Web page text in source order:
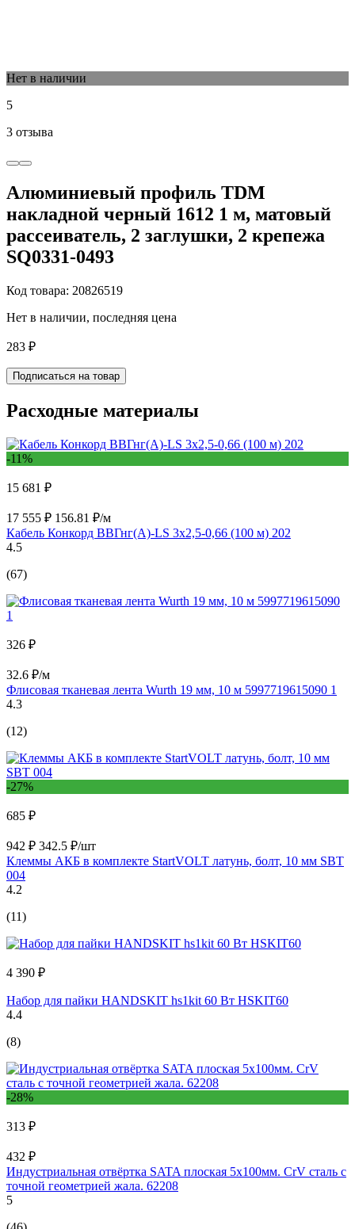
Нет в наличии
5
3 отзыва
Алюминиевый профиль TDM
накладной черный 1612 1 м, матовый
рассеиватель, 2 заглушки, 2 крепежа
SQ0331-0493
Код товара: 20826519
Нет в наличии, последняя цена
283 ₽
Подписаться на товар
Расходные материалы
-11%
15 681 ₽
17 555 ₽ 156.81 ₽/м
Кабель Конкорд ВВГнг(А)-LS 3х2,5-0,66 (100 м) 202
4.5
(67)
326 ₽
32.6 ₽/м
Флисовая тканевая лента Wurth 19 мм, 10 м 5997719615090 1
4.3
(12)
-27%
685 ₽
942 ₽ 342.5 ₽/шт
Клеммы АКБ в комплекте StartVOLT латунь, болт, 10 мм SBT
004
4.2
(11)
4 390 ₽
Набор для пайки HANDSKIT hs1kit 60 Вт HSKIT60
4.4
(8)
-28%
313 ₽
432 ₽
Индустриальная отвёртка SATA плоская 5x100мм. CrV сталь с
точной геометрией жала. 62208
5